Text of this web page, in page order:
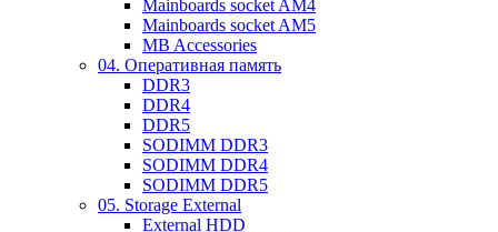
Mainboards socket AM4
Mainboards socket AM5
MB Accessories
04. Оперативная память
DDR3
DDR4
DDR5
SODIMM DDR3
SODIMM DDR4
SODIMM DDR5
05. Storage External
External HDD